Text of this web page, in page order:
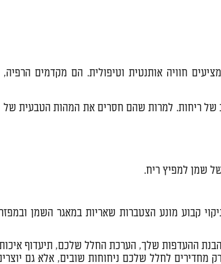
חוויה אותנטית וטיפולית. הם מקדמים הרפיה,
של ריחות. למרות שהם חסרים את המהות הטבעית של
שמן למפיץ ריח.
קבוע מונע הצטברות שאריות במאגר השמן
ההעדפות שלך, הערכת החלל שלכם, תיעדוף
מחדירים לחלל שלכם ניחוחות שובים, אלא גם